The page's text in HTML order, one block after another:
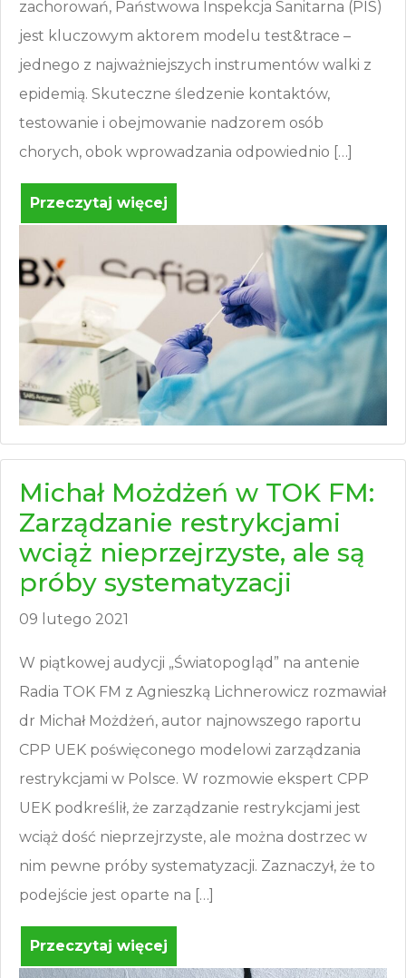
zachorowań, Państwowa Inspekcja Sanitarna (PIS)
jest kluczowym aktorem modelu test&trace –
jednego z najważniejszych instrumentów walki z
epidemią. Skuteczne śledzenie kontaktów,
testowanie i obejmowanie nadzorem osób
chorych, obok wprowadzania odpowiednio […]
Przeczytaj więcej
Michał Możdżeń w TOK FM:
Zarządzanie restrykcjami
wciąż nieprzejrzyste, ale są
próby systematyzacji
09 lutego 2021
W piątkowej audycji „Światopogląd” na antenie
Radia TOK FM z Agnieszką Lichnerowicz rozmawiał
dr Michał Możdżeń, autor najnowszego raportu
CPP UEK poświęconego modelowi zarządzania
restrykcjami w Polsce. W rozmowie ekspert CPP
UEK podkreślił, że zarządzanie restrykcjami jest
wciąż dość nieprzejrzyste, ale można dostrzec w
nim pewne próby systematyzacji. Zaznaczył, że to
podejście jest oparte na […]
Przeczytaj więcej